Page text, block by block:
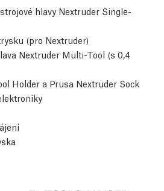
hlavy Nextruder Single-
(pro Nextruder)
Nextruder Multi-Tool (s 0,4
Holder a Prusa Nextruder Sock